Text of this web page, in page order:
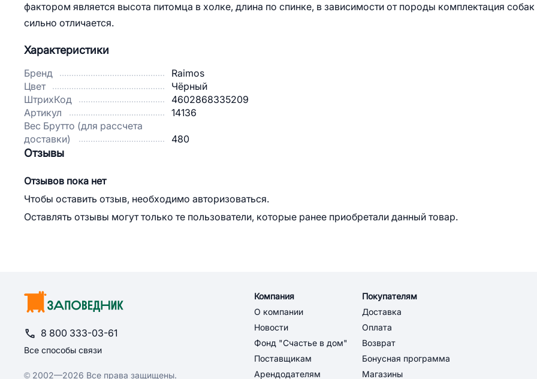
фактором является высота питомца в холке, длина по спинке, в зависимости от породы комплектация собак
сильно отличается.
Характеристики
Бренд
Raimos
Цвет
Чёрный
ШтрихКод
4602868335209
Артикул
14136
Вес Брутто (для рассчета
доставки)
480
Отзывы
Отзывов пока нет
Чтобы оставить отзыв, необходимо авторизоваться.
Оставлять отзывы могут только те пользователи, которые ранее приобретали данный товар.
8 800 333-03-61
Все способы связи
© 2002—2026 Все права защищены.
Компания
О компании
Новости
Фонд "Счастье в дом"
Поставщикам
Арендодателям
Покупателям
Доставка
Оплата
Возврат
Бонусная программа
Магазины